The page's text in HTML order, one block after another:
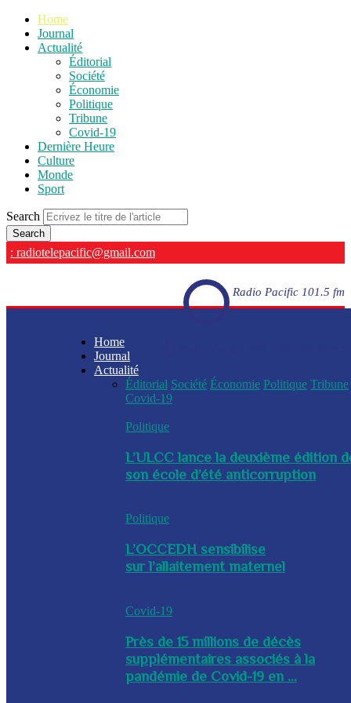
Home
Journal
Actualité
Éditorial
Société
Économie
Politique
Tribune
Covid-19
Dernière Heure
Culture
Monde
Sport
Search
: radiotelepacific@gmail.com
Radio Pacific 101.5 fm
Home
Journal
Actualité
Éditorial Société Économie Politique Tribune
Covid-19
Politique
L’ULCC lance la deuxième édition
son école d’été anticorruption
Politique
L’OCCEDH sensibilise
sur l’allaitement maternel
Covid-19
Près de 15 millions de décès
supplémentaires associés à la
pandémie de Covid-19 en ...